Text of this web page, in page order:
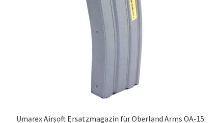
Umarex Airsoft Ersatzmagazin für Oberland Arms OA-15